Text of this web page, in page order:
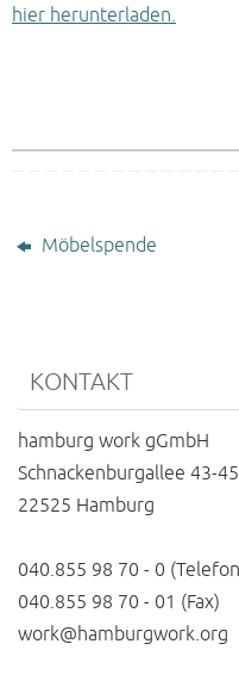
hier herunterladen.
Möbelspende
KONTAKT
hamburg work gGmbH
Schnackenburgallee 43-45
22525 Hamburg
040.855 98 70 - 0
040.855 98 70 - 01 (Fax)
work@hamburgwork.org